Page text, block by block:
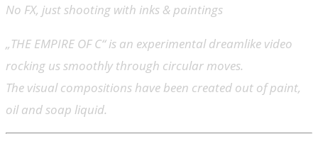
No FX, just shooting with inks & paintings
„THE EMPIRE OF C“ is an experimental dreamlike video
rocking us smoothly through circular moves.
The visual compositions have been created out of paint,
oil and soap liquid.